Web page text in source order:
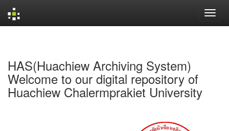
HAS(Huachiew Archiving System)
Welcome to our digital repository of
Huachiew Chalermprakiet University